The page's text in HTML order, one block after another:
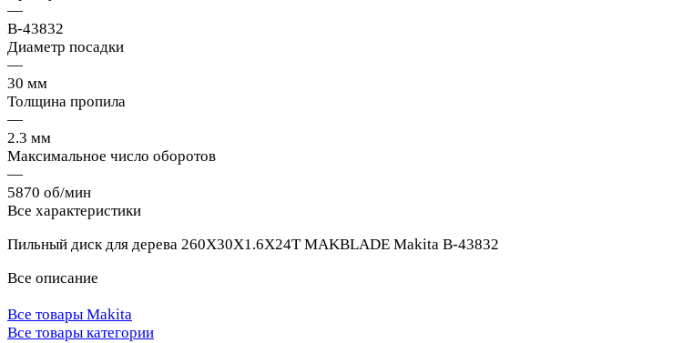
—
B-43832
Диаметр посадки
—
30 мм
Толщина пропила
—
2.3 мм
Максимальное число оборотов
—
5870 об/мин
Все характеристики
Пильный диск для дерева 260X30X1.6X24T MAKBLADE Makita B-43832
Все описание
Все товары Makita
Все товары категории